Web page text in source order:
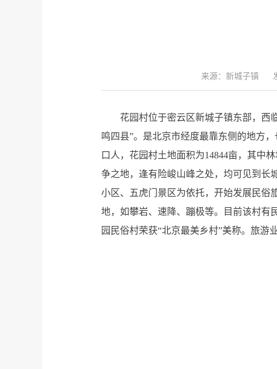
来源：新城子镇
花园村位于密云区新城子镇东部，西
鸣四县”。是北京市经度最靠东侧的地方
口人，花园村土地面积为14844亩，其中
争之地，逢有险峻山峰之处，均可见到长
小区、五虎门景区为依托，开始发展民俗
地，如攀岩、速降、蹦极等。目前该村有
园民俗村荣获“北京最美乡村”美称。旅游